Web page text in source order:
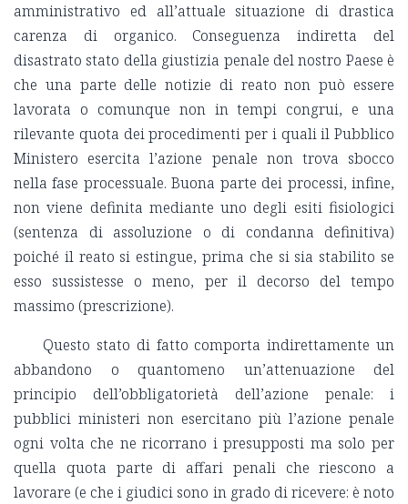
amministrativo ed all’attuale situazione di drastica
carenza di organico. Conseguenza indiretta del
disastrato stato della giustizia penale del nostro Paese è
che una parte delle notizie di reato non può essere
lavorata o comunque non in tempi congrui, e una
rilevante quota dei procedimenti per i quali il Pubblico
Ministero esercita l’azione penale non trova sbocco
nella fase processuale.Buona parte dei processi, infine,
non viene definita mediante uno degli esiti fisiologici
(sentenza di assoluzione o di condanna definitiva)
poiché il reato si estingue, prima che si sia stabilito se
esso sussistesse o meno, per il decorso del tempo
massimo (prescrizione).
Questo stato di fatto comporta indirettamente un
abbandono o quantomeno un’attenuazione del
principio dell’obbligatorietà dell’azione penale: i
pubblici ministeri non esercitano più l’azione penale
ogni volta che ne ricorrano i presupposti ma solo per
quella quota parte di affari penali che riescono a
lavorare (e che i giudici sono in grado di ricevere: è noto